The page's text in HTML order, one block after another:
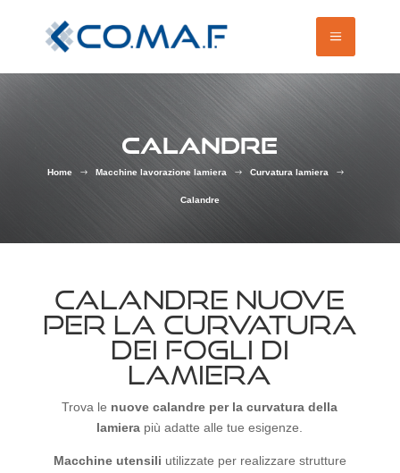
CALANDRE
Home $ Macchine lavorazione lamiera $ Curvatura lamiera $
Calandre
CALANDRE NUOVE
PER LA CURVATURA
DEI FOGLI DI
LAMIERA
Trova le nuove calandre per la curvatura della
lamiera più adatte alle tue esigenze.
Macchine utensili utilizzate per realizzare strutture